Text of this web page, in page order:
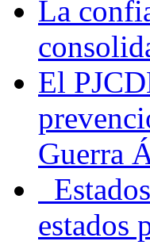
La
El
Guerra
estados